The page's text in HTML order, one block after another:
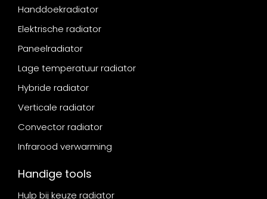
Handdoekradiator
Elektrische radiator
Paneelradiator
Lage temperatuur radiator
Hybride radiator
Verticale radiator
Convector radiator
Infrarood verwarming
Handige tools
Hulp bij keuze radiator